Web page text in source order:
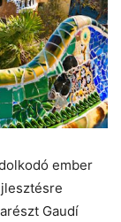
ember
Gaudí